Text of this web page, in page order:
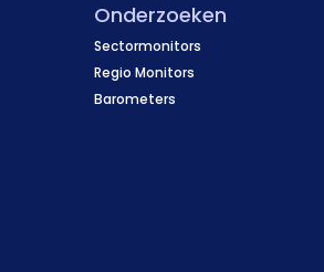
Onderzoeken
Sectormonitors
Regio Monitors
Barometers